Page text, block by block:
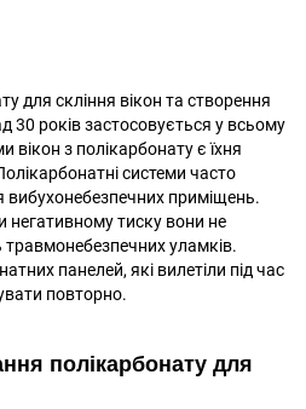
для скління вікон та створення
30 років застосовується у всьому
вікон з полікарбонату є їхня
системи часто
вибухонебезпечних приміщень.
негативному тиску вони не
уламків.
панелей, які вилетіли під час
повторно.
полікарбонату для